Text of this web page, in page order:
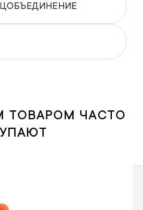
ТОВАРОМ ЧАСТО